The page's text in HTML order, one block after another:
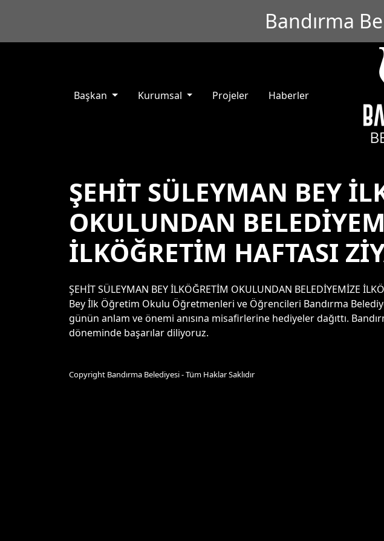
Bandırma
Başkan Kurumsal Projeler Haberler
ŞEHİT SÜLEYMAN BEY
OKULUNDAN
İLKÖĞRETİM HAFTASI
ŞEHİT SÜLEYMAN BEY İLKÖĞRETİM OKULUNDAN BELEDİYEMİZE
Bey İlk Öğretim Okulu Öğretmenleri ve Öğrencileri Bandırma
günün anlam ve önemi anısına misafirlerine hediyeler dağıttı.
döneminde başarılar diliyoruz.
Copyright Bandırma Belediyesi - Tüm Haklar Saklıdır